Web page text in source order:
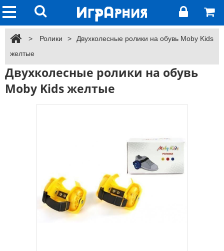
> Ролики >
Двухколесные ролики на обувь Moby Kids
желтые
Двухколесные ролики на обувь
Moby Kids желтые